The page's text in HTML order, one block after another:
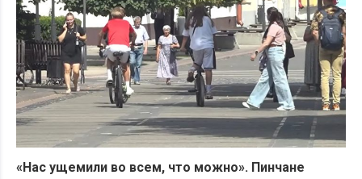
«Нас ущемили во всем, что можно». Пинчане